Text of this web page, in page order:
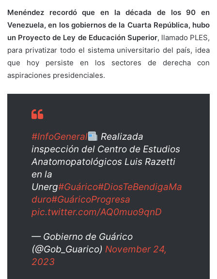
Menéndez recordó que en la década de los 90 en
Venezuela, en los gobiernos de la Cuarta República, hubo
un Proyecto de Ley de Educación Superior, llamado PLES,
para privatizar todo el sistema universitario del país, idea
que hoy persiste en los sectores de derecha con
aspiraciones presidenciales.
#InfoGeneral
Realizada
inspección del Centro de Estudios
Anatomopatológicos Luis Razetti
en la
Unerg#Guárico#DiosTeBendigaMa
duro#GuáricoProgresa
pic.twitter.com/AQ0muo9qnD
— Gobierno de Guárico
(@Gob_Guarico) November 24,
2023